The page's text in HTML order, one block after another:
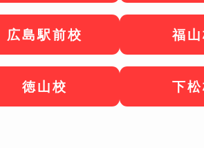
広島駅前校 福山
徳山校 下松